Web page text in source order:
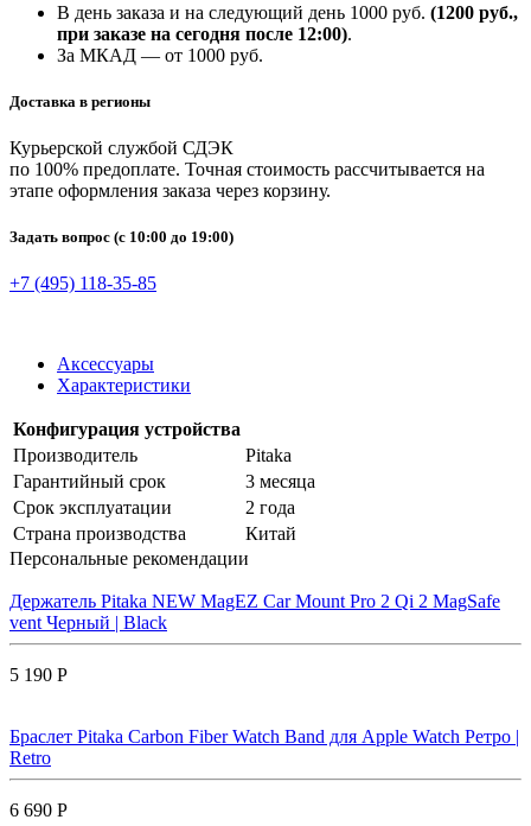
В день заказа и на следующий день 1000 руб. (1200 руб.,
при заказе на сегодня после 12:00).
За МКАД — от 1000 руб.
Доставка в регионы
Курьерской службой СДЭК
по 100% предоплате. Точная стоимость рассчитывается на
этапе оформления заказа через корзину.
Задать вопрос (с 10:00 до 19:00)
+7 (495) 118-35-85
Аксессуары
Характеристики
Конфигурация устройства
Производитель
Pitaka
Гарантийный срок
3 месяца
Срок эксплуатации
2 года
Страна производства
Китай
Персональные рекомендации
Держатель Pitaka NEW MagEZ Car Mount Pro 2 Qi 2 MagSafe
vent Черный | Black
5 190 Р
Браслет Pitaka Carbon Fiber Watch Band для Apple Watch Ретро |
Retro
6 690 Р